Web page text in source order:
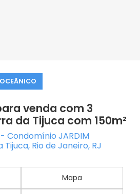
venda com 3
da Tijuca com 150m²
- Condomínio JARDIM
Tijuca, Rio de Janeiro, RJ
Mapa